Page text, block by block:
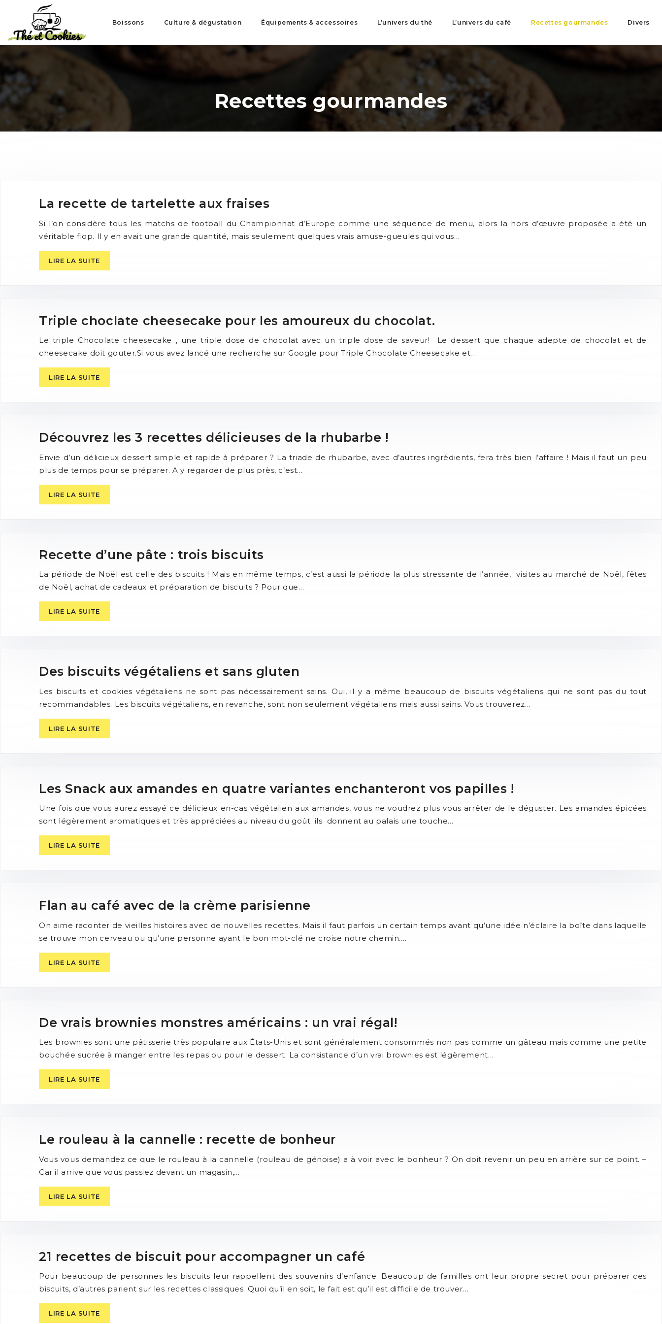
Boissons Culture & dégustation Équipements & accessoires L’univers du thé L’univers du café Recettes gourmandes Divers
Recettes gourmandes
La recette de tartelette aux fraises
Si l’on considère tous les matchs de football du Championnat d’Europe comme une séquence de menu, alors la hors d’œuvre proposée a été un
véritable flop. Il y en avait une grande quantité, mais seulement quelques vrais amuse-gueules qui vous…
LIRE LA SUITE
Triple choclate cheesecake pour les amoureux du chocolat.
Le triple Chocolate cheesecake , une triple dose de chocolat avec un triple dose de saveur! Le dessert que chaque adepte de chocolat et de
cheesecake doit gouter.Si vous avez lancé une recherche sur Google pour Triple Chocolate Cheesecake et…
LIRE LA SUITE
Découvrez les 3 recettes délicieuses de la rhubarbe !
Envie d’un délicieux dessert simple et rapide à préparer ? La triade de rhubarbe, avec d’autres ingrédients, fera très bien l’affaire ! Mais il faut un peu
plus de temps pour se préparer. A y regarder de plus près, c’est…
LIRE LA SUITE
Recette d’une pâte : trois biscuits
La période de Noël est celle des biscuits ! Mais en même temps, c’est aussi la période la plus stressante de l’année, visites au marché de Noël, fêtes
de Noël, achat de cadeaux et préparation de biscuits ? Pour que…
LIRE LA SUITE
Des biscuits végétaliens et sans gluten
Les biscuits et cookies végétaliens ne sont pas nécessairement sains. Oui, il y a même beaucoup de biscuits végétaliens qui ne sont pas du tout
recommandables. Les biscuits végétaliens, en revanche, sont non seulement végétaliens mais aussi sains. Vous trouverez…
LIRE LA SUITE
Les Snack aux amandes en quatre variantes enchanteront vos papilles !
Une fois que vous aurez essayé ce délicieux en-cas végétalien aux amandes, vous ne voudrez plus vous arrêter de le déguster. Les amandes épicées
sont légèrement aromatiques et très appréciées au niveau du goût. ils donnent au palais une touche…
LIRE LA SUITE
Flan au café avec de la crème parisienne
On aime raconter de vieilles histoires avec de nouvelles recettes. Mais il faut parfois un certain temps avant qu’une idée n’éclaire la boîte dans laquelle
se trouve mon cerveau ou qu’une personne ayant le bon mot-clé ne croise notre chemin….
LIRE LA SUITE
De vrais brownies monstres américains : un vrai régal!
Les brownies sont une pâtisserie très populaire aux États-Unis et sont généralement consommés non pas comme un gâteau mais comme une petite
bouchée sucrée à manger entre les repas ou pour le dessert. La consistance d’un vrai brownies est légèrement…
LIRE LA SUITE
Le rouleau à la cannelle : recette de bonheur
Vous vous demandez ce que le rouleau à la cannelle (rouleau de génoise) a à voir avec le bonheur ? On doit revenir un peu en arrière sur ce point. –
Car il arrive que vous passiez devant un magasin,…
LIRE LA SUITE
21 recettes de biscuit pour accompagner un café
Pour beaucoup de personnes les biscuits leur rappellent des souvenirs d’enfance. Beaucoup de familles ont leur propre secret pour préparer ces
biscuits, d’autres parient sur les recettes classiques. Quoi qu’il en soit, le fait est qu’il est difficile de trouver…
LIRE LA SUITE